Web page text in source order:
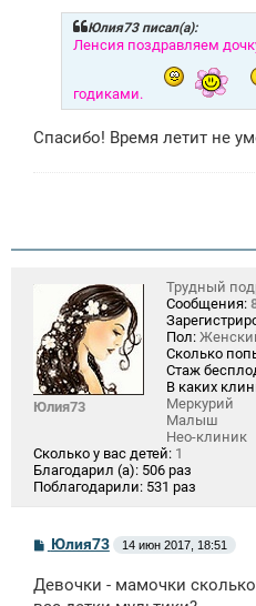
Юлия73 писал(а):
Ленсия поздравляем
годиками.
Спасибо! Время летит не
Юлия73
Трудный
Сообщения:
Пол:
Сколько
Стаж
В каких
Меркурий
Малыш
Нео-клиник
Сколько у вас детей: 1
Благодарил (а): 506 раз
Поблагодарили: 531 раз
С
б
Юлия73 14 июн 2017, 18:51
Девочки - мамочки